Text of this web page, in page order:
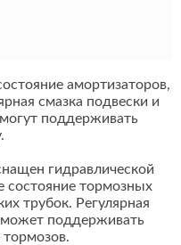
амортизаторов,
смазка подвески и
поддерживать
гидравлической
состояние тормозных
трубок. Регулярная
поддерживать